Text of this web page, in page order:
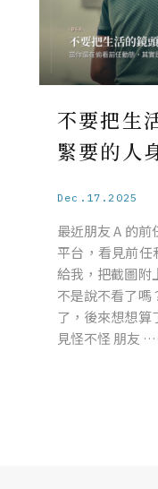
不要把生
緊要的人
Dec.17.2025
最近朋友 A 的
平台，看見前任
給我，把截圖附
不是說不看了嗎
了，後來想想算
見怪不怪 朋友